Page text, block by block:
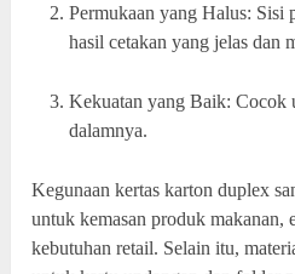
Permukaan yang Halus: Sisi
hasil cetakan yang jelas dan
Kekuatan yang Baik: Cocok
dalamnya.
Kegunaan kertas karton duplex
untuk kemasan produk makanan,
kebutuhan retail. Selain itu,